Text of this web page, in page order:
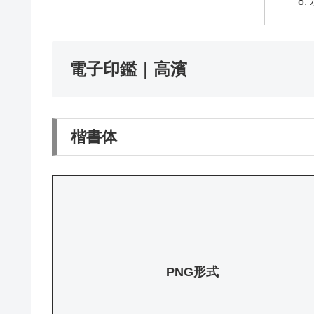
電子印鑑｜高濱
楷書体
PNG形式